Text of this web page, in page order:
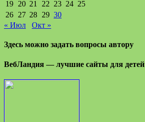
19 20 21 22 23 24 25
26 27 28 29 30
« Июл
Окт »
Здесь можно задать вопросы автору
ВебЛандия — лучшие сайты для детей